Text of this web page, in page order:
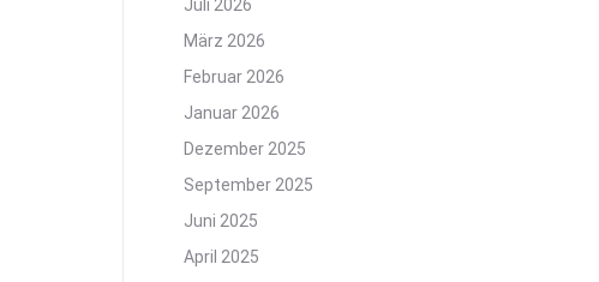
Juli 2026
März 2026
Februar 2026
Januar 2026
Dezember 2025
September 2025
Juni 2025
April 2025